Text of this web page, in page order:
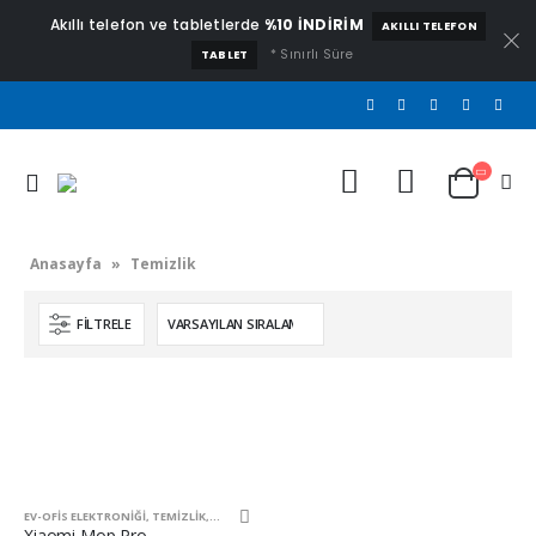
Akıllı telefon ve tabletlerde %10 İNDİRİM
AKILLI TELEFON
TABLET
* Sınırlı Süre
Anasayfa » Temizlik
FILTRELE
EV-OFIS ELEKTRONIĞI TEMIZLIK XIAOMI ÜRÜNLERI